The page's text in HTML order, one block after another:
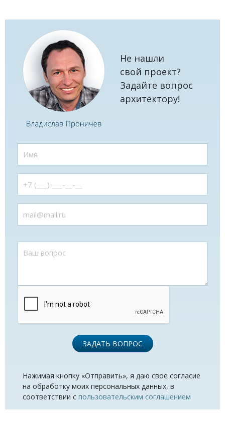
Не нашли
свой проект?
Задайте вопрос
архитектору!
ЗАДАТЬ ВОПРОС
Нажимая кнопку «Отправить», я даю свое согласие
на обработку моих персональных данных, в
соответствии с пользовательским соглашением